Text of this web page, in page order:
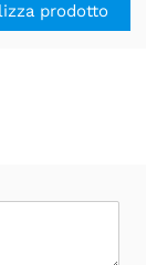
prodotto